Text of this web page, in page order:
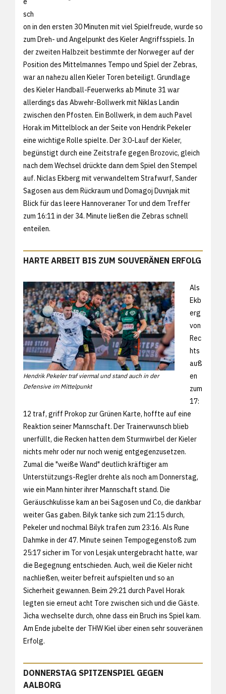
sch
on in den ersten 30 Minuten mit viel Spielfreude, wurde so
zum Dreh- und Angelpunkt des Kieler Angriffsspiels. In
der zweiten Halbzeit bestimmte der Norweger auf der
Position des Mittelmannes Tempo und Spiel der Zebras,
war an nahezu allen Kieler Toren beteiligt. Grundlage
des Kieler Handball-Feuerwerks ab Minute 31 war
allerdings das Abwehr-Bollwerk mit Niklas Landin
zwischen den Pfosten. Ein Bollwerk, in dem auch Pavel
Horak im Mittelblock an der Seite von Hendrik Pekeler
eine wichtige Rolle spielte. Der 3:0-Lauf der Kieler,
begünstigt durch eine Zeitstrafe gegen Brozovic, gleich
nach dem Wechsel drückte dann dem Spiel den Stempel
auf. Niclas Ekberg mit verwandeltem Strafwurf, Sander
Sagosen aus dem Rückraum und Domagoj Duvnjak mit
Blick für das leere Hannoveraner Tor und dem Treffer
zum 16:11 in der 34. Minute ließen die Zebras schnell
enteilen.
HARTE ARBEIT BIS ZUM SOUVERÄNEN ERFOLG
Hendrik Pekeler traf viermal und stand auch in der
Defensive im Mittelpunkt
Als
Ekb
erg
von
Rec
hts
auß
en
zum
17:
12 traf, griff Prokop zur Grünen Karte, hoffte auf eine
Reaktion seiner Mannschaft. Der Trainerwunsch blieb
unerfüllt, die Recken hatten dem Sturmwirbel der Kieler
nichts mehr oder nur noch wenig entgegenzusetzen.
Zumal die "weiße Wand" deutlich kräftiger am
Unterstützungs-Regler drehte als noch am Donnerstag,
wie ein Mann hinter ihrer Mannschaft stand. Die
Geräuschkulisse kam an bei Sagosen und Co, die dankbar
weiter Gas gaben. Bilyk tanke sich zum 21:15 durch,
Pekeler und nochmal Bilyk trafen zum 23:16. Als Rune
Dahmke in der 47. Minute seinen Tempogegenstoß zum
25:17 sicher im Tor von Lesjak untergebracht hatte, war
die Begegnung entschieden. Auch, weil die Kieler nicht
nachließen, weiter befreit aufspielten und so an
Sicherheit gewannen. Beim 29:21 durch Pavel Horak
legten sie erneut acht Tore zwischen sich und die Gäste.
Jicha wechselte durch, ohne dass ein Bruch ins Spiel kam.
Am Ende jubelte der THW Kiel über einen sehr souveränen
Erfolg.
DONNERSTAG SPITZENSPIEL GEGEN
AALBORG